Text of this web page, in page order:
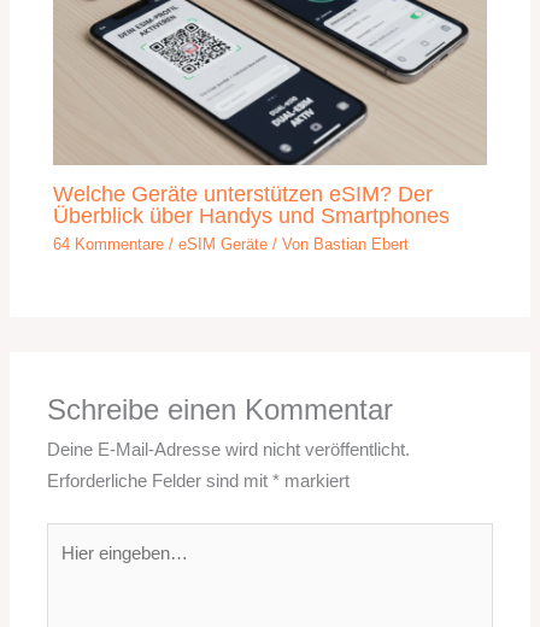
Welche Geräte unterstützen eSIM? Der
Überblick über Handys und Smartphones
64 Kommentare /eSIM Geräte / Von Bastian Ebert
Schreibe einen Kommentar
Deine E-Mail-Adresse wird nicht veröffentlicht.
Erforderliche Felder sind mit* markiert
eingeben…